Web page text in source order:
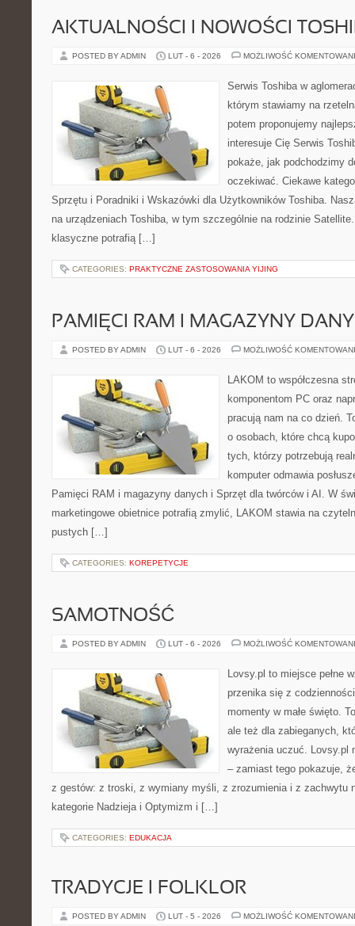
AKTUALNOŚCI I NOWOŚCI
POSTED BY ADMIN LUT - 6 - 2026 MOŻLIWOŚĆ
Serwis Toshiba w
którym stawiamy na
potem proponujemy
interesuje Cię Serwis
pokaże, jak podchodzimy
oczekiwać. Ciekawe
Sprzętu i Poradniki i Wskazówki dla Użytkowników Toshiba.
na urządzeniach Toshiba, w tym szczególnie na rodzinie
klasyczne potrafią […]
CATEGORIES: PRAKTYCZNE ZASTOSOWANIA YIJING
PAMIĘCI RAM I MAGAZYNY
POSTED BY ADMIN LUT - 6 - 2026 MOŻLIWOŚĆ
LAKOM to współczesna
komponentom PC oraz
pracują nam na co dzień.
o osobach, które chcą
tych, którzy potrzebują
komputer odmawia
Pamięci RAM i magazyny danych i Sprzęt dla twórców i AI. W
marketingowe obietnice potrafią zmylić, LAKOM stawia na
pustych […]
CATEGORIES: KOREPETYCJE
SAMOTNOŚĆ
POSTED BY ADMIN LUT - 6 - 2026 MOŻLIWOŚĆ
Lovsy.pl to miejsce pełne
przenika się z
momenty w małe święto.
ale też dla zabieganych,
wyrażenia uczuć. Lovsy.pl
– zamiast tego pokazuje,
z gestów: z troski, z wymiany myśli, z zrozumienia i z zachwytu
kategorie Nadzieja i Optymizm i […]
CATEGORIES: EDUKACJA
TRADYCJE I FOLKLOR
POSTED BY ADMIN LUT - 5 - 2026 MOŻLIWOŚĆ